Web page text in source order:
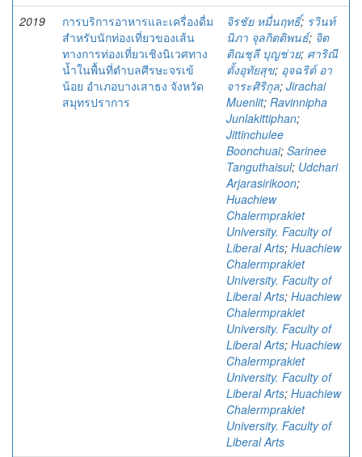
2019
การบริการอาหารและเครื่องดื่ม
สำหรับนักท่องเที่ยวของเส้น
ทางการท่องเที่ยวเชิงนิเวศทาง
น้ำในพื้นที่ตำบลศีรษะจรเข้
น้อย อำเภอบางเสาธง จังหวัด
สมุทรปราการ
จิรชัย หมื่นฤทธิ์; รวินท์
นิภา จุลกิตติพนธ์; จิต
ติณชุลี บุญช่วย; ศาริณี
ตั้งอุทัยสุข; อุจฉริต์ อา
จาระศิริกุล; Jirachai
Muenlit; Ravinnipha
Junlakittiphan;
Jittinchulee
Boonchuai; Sarinee
Tanguthaisul; Udchari
Arjarasirikoon;
Huachiew
Chalermprakiet
University. Faculty of
Liberal Arts; Huachiew
Chalermprakiet
University. Faculty of
Liberal Arts; Huachiew
Chalermprakiet
University. Faculty of
Liberal Arts; Huachiew
Chalermprakiet
University. Faculty of
Liberal Arts; Huachiew
Chalermprakiet
University. Faculty of
Liberal Arts